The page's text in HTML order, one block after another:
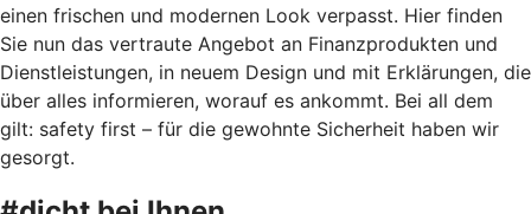
einen frischen und modernen Look verpasst. Hier finden
Sie nun das vertraute Angebot an Finanzprodukten und
Dienstleistungen, in neuem Design und mit Erklärungen, die
über alles informieren, worauf es ankommt. Bei all dem
gilt: safety first – für die gewohnte Sicherheit haben wir
gesorgt.